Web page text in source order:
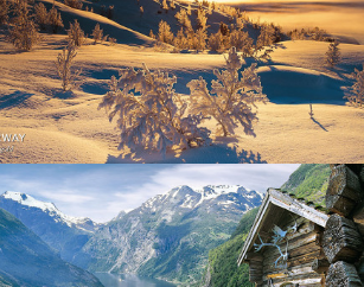
Norway - Winter gold
Norway - Geiranger